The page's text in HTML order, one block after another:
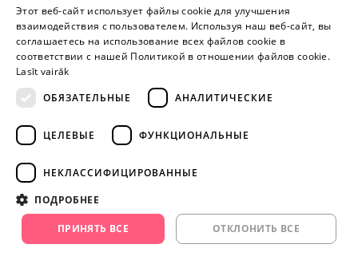
Внимание! Yesyes.lv содержит откровенную сексуальную
информацию и изо.
ПРОДОЛЖАЙТЕ
facebook.com/yesyes.lv
Instagram/yesyes.lv
RUSSIAN
Этот веб-сайт использует файлы cookie для улучшения
взаимодействия с пользователем. Используя наш веб-сайт, вы
соглашаетесь на использование всех файлов cookie в
соответствии с нашей Политикой в ​​отношении файлов cookie.
Lasīt vairāk
ОБЯЗАТЕЛЬНЫЕ
АНАЛИТИЧЕСКИЕ
ЦЕЛЕВЫЕ ФУНКЦИОНАЛЬНЫЕ
НЕКЛАССИФИЦИРОВАННЫЕ
ПОДРОБНЕЕ
ПРИНЯТЬ ВСЕ ОТКЛОНИТЬ ВСЕ